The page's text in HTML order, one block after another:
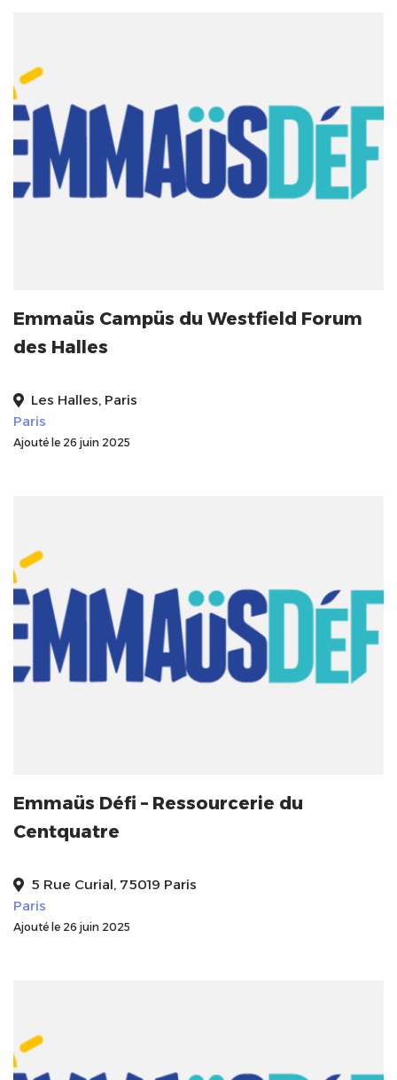
Emmaüs Campüs du Westfield Forum
des Halles
Les Halles, Paris
Paris
Ajouté le 26 juin 2025
Emmaüs Défi – Ressourcerie du
Centquatre
5 Rue Curial, 75019 Paris
Paris
Ajouté le 26 juin 2025